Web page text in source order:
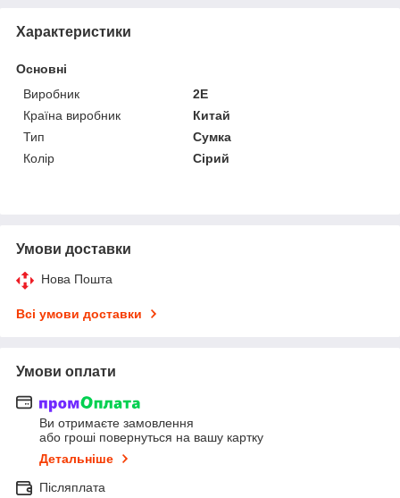
Характеристики
Основні
Виробник
2E
Країна виробник
Китай
Тип
Сумка
Колір
Сірий
Умови доставки
Нова Пошта
Всі умови доставки
Умови оплати
Ви отримаєте замовлення
або гроші повернуться на вашу картку
Детальніше
Післяплата